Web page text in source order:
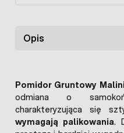
Opis
Pomidor Gruntowy
odmiana o
charakteryzująca się
wymagają palikowania.